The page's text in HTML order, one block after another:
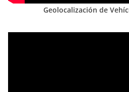
Geolocalización de